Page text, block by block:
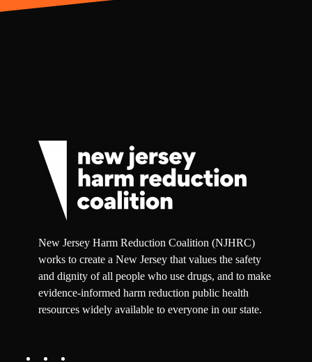
New Jersey Harm Reduction Coalition (NJHRC)
works to create a New Jersey that values the safety
and dignity of all people who use drugs, and to make
evidence-informed harm reduction public health
resources widely available to everyone in our state.